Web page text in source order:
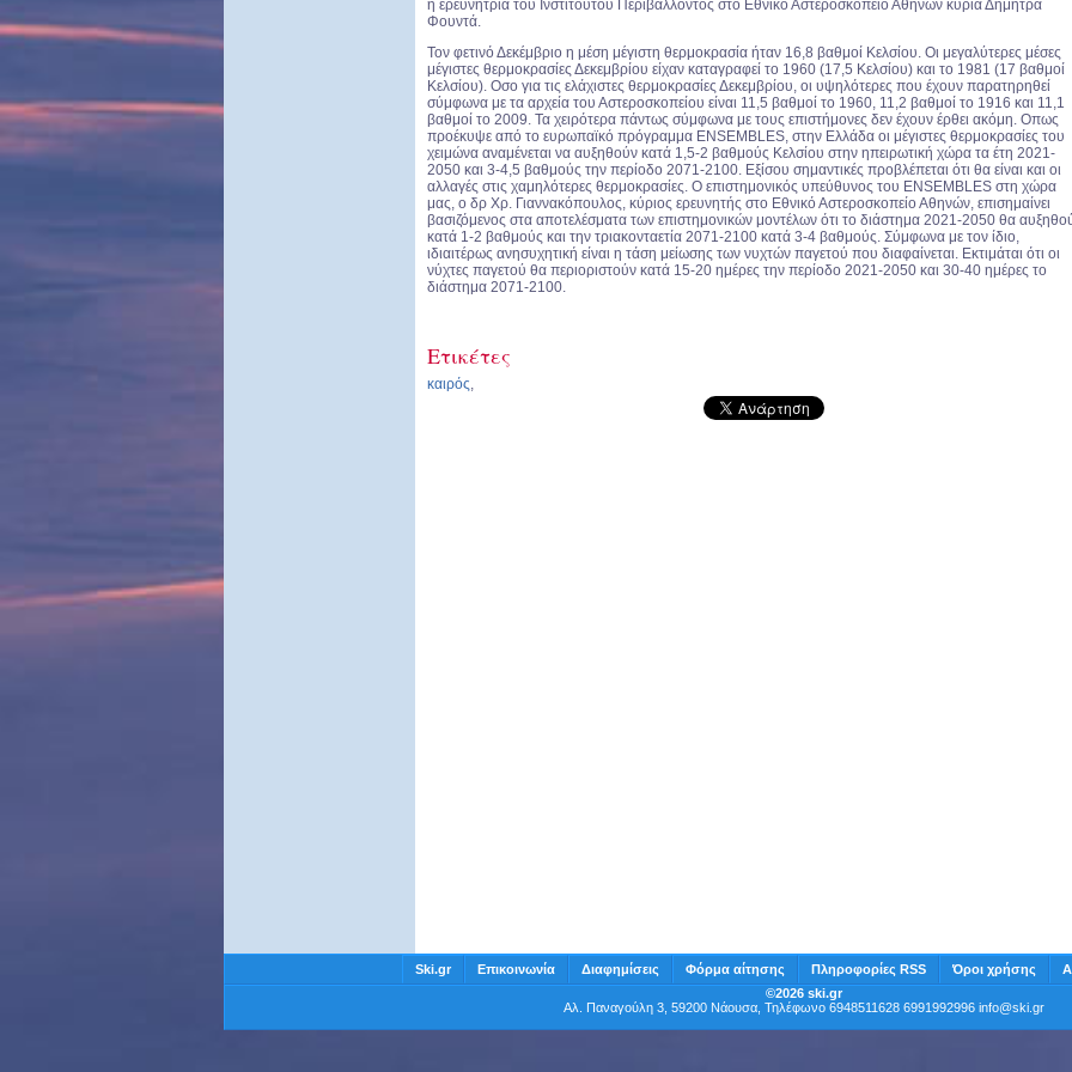
η ερευνήτρια του Ινστιτούτου Περιβάλλοντος στο Εθνικό Αστεροσκοπείο Αθηνών κυρία Δήμητρα
Φουντά.
Τον φετινό Δεκέμβριο η μέση μέγιστη θερμοκρασία ήταν 16,8 βαθμοί Κελσίου. Οι μεγαλύτερες μέσες
μέγιστες θερμοκρασίες Δεκεμβρίου είχαν καταγραφεί το 1960 (17,5 Κελσίου) και το 1981 (17 βαθμοί
Κελσίου). Οσο για τις ελάχιστες θερμοκρασίες Δεκεμβρίου, οι υψηλότερες που έχουν παρατηρηθεί
σύμφωνα με τα αρχεία του Αστεροσκοπείου είναι 11,5 βαθμοί το 1960, 11,2 βαθμοί το 1916 και 11,1
βαθμοί το 2009. Τα χειρότερα πάντως σύμφωνα με τους επιστήμονες δεν έχουν έρθει ακόμη. Οπως
προέκυψε από το ευρωπαϊκό πρόγραμμα ΕΝSΕΜΒLΕS, στην Ελλάδα οι μέγιστες θερμοκρασίες του
χειμώνα αναμένεται να αυξηθούν κατά 1,5-2 βαθμούς Κελσίου στην ηπειρωτική χώρα τα έτη 2021-
2050 και 3-4,5 βαθμούς την περίοδο 2071-2100. Εξίσου σημαντικές προβλέπεται ότι θα είναι και οι
αλλαγές στις χαμηλότερες θερμοκρασίες. Ο επιστημονικός υπεύθυνος του ΕΝSΕΜΒLΕS στη χώρα
μας, ο δρ Χρ. Γιαννακόπουλος, κύριος ερευνητής στο Εθνικό Αστεροσκοπείο Αθηνών, επισημαίνει
βασιζόμενος στα αποτελέσματα των επιστημονικών μοντέλων ότι το διάστημα 2021-2050 θα
κατά 1-2 βαθμούς και την τριακονταετία 2071-2100 κατά 3-4 βαθμούς. Σύμφωνα με τον ίδιο,
ιδιαιτέρως ανησυχητική είναι η τάση μείωσης των νυχτών παγετού που διαφαίνεται. Εκτιμάται ότι οι
νύχτες παγετού θα περιοριστούν κατά 15-20 ημέρες την περίοδο 2021-2050 και 30-40 ημέρες το
διάστημα 2071-2100.
Ετικέτες
καιρός,
Ski.gr Επικοινωνία Διαφημίσεις Φόρμα αίτησης Πληροφορίες RSS Όροι χρήσης
©2026 ski.gr
Αλ. Παναγούλη 3, 59200 Νάουσα, Τηλέφωνο 6948511628 6991992996 info@ski.gr